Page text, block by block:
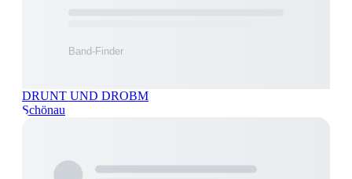
DRUNT UND DROBM
Schönau